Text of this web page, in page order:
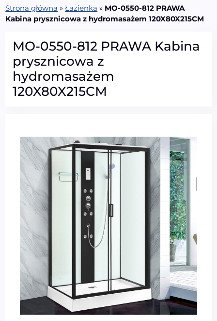
Strona główna »Łazienka » MO-0550-812 PRAWA
Kabina prysznicowa z hydromasażem 120X80X215CM
MO-0550-812 PRAWA Kabina
prysznicowa z
hydromasażem
120X80X215CM